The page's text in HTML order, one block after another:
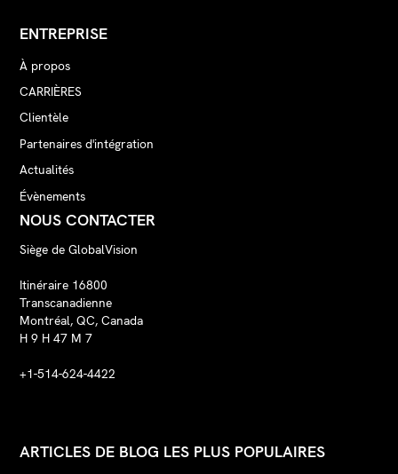
ENTREPRISE
À propos
CARRIÈRES
Clientèle
Partenaires d'intégration
Actualités
Évènements
NOUS CONTACTER
Siège de GlobalVision
Itinéraire 16800
Transcanadienne
Montréal, QC, Canada
H 9 H 47 M 7
+1-514-624-4422
ARTICLES DE BLOG LES PLUS POPULAIRES